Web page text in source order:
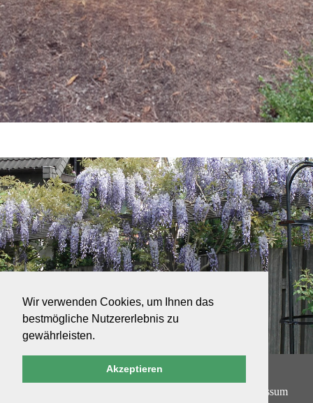
Wir verwenden Cookies, um Ihnen das
bestmögliche Nutzererlebnis zu
gewährleisten.
Akzeptieren
|
Impressum